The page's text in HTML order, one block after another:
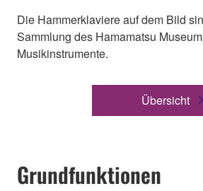
Die Hammerklaviere auf dem Bild
Sammlung des Hamamatsu
Musikinstrumente.
Übersicht
Grundfunktionen